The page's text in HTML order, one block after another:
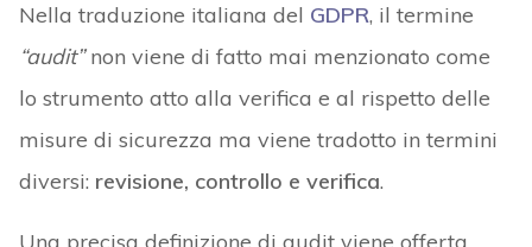
Nella traduzione italiana del GDPR, il termine
“audit”non viene di fatto mai menzionato come
lo strumento atto alla verifica e al rispetto delle
misure di sicurezza ma viene tradotto in termini
diversi: revisione, controllo e verifica.